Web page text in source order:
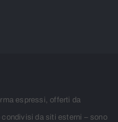
espressi, offerti da
da siti esterni – sono